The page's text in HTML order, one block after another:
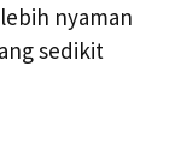
nyaman
sedikit